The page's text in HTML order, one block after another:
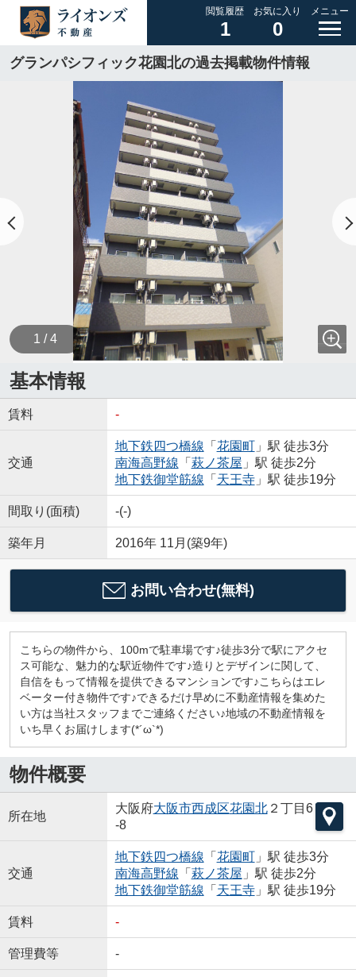
閲覧履歴
1
お気に入り
0
メニュー
グランパシフィック花園北の過去掲載物件情報
1 / 4
基本情報
賃料 -
交通
地下鉄四つ橋線 「 花園町」駅 徒歩3分
南海高野線 「 萩ノ茶屋 」駅 徒歩2分
地下鉄御堂筋線 「 天王寺」駅 徒歩19分
間取り(面積) -(-)
築年月 2016年 11月(築9年)
お問い合わせ(無料)
こちらの物件から、100mで駐車場です♪徒歩3分で駅にアクセ
ス可能な、魅力的な駅近物件です♪造りとデザインに関して、
自信をもって情報を提供できるマンションです♪こちらはエレ
ベーター付き物件です♪できるだけ早めに不動産情報を集めた
い方は当社スタッフまでご連絡ください♪地域の不動産情報を
いち早くお届けします(*´ω`*)
物件概要
所在地
大阪府大阪市西成区花園北２丁目6
-8
交通
地下鉄四つ橋線 「 花園町」駅 徒歩3分
南海高野線 「 萩ノ茶屋 」駅 徒歩2分
地下鉄御堂筋線 「 天王寺」駅 徒歩19分
賃料 -
管理費等 -